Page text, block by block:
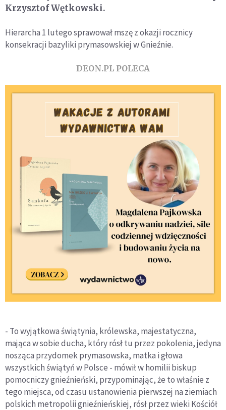
Krzysztof Wętkowski.
Hierarcha 1 lutego sprawował mszę z okazji rocznicy
konsekracji bazyliki prymasowskiej w Gnieźnie.
DEON.PL POLECA
- To wyjątkowa świątynia, królewska, majestatyczna,
mająca w sobie ducha, który rósł tu przez pokolenia, jedyna
nosząca przydomek prymasowska, matka i głowa
wszystkich świątyń w Polsce - mówił w homilii biskup
pomocniczy gnieźnieński, przypominając, że to właśnie z
tego miejsca, od czasu ustanowienia pierwszej na ziemiach
polskich metropolii gnieźnieńskiej, rósł przez wieki Kościół